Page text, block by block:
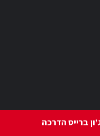
ברייס הדרכה